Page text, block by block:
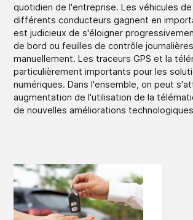
quotidien de l'entreprise. Les véhicules
différents conducteurs gagnent en
est judicieux de s'éloigner
de bord ou feuilles de contrôle
manuellement. Les traceurs GPS et la
particulièrement importants pour les
numériques. Dans l'ensemble, on peut
augmentation de l'utilisation de la
de nouvelles améliorations